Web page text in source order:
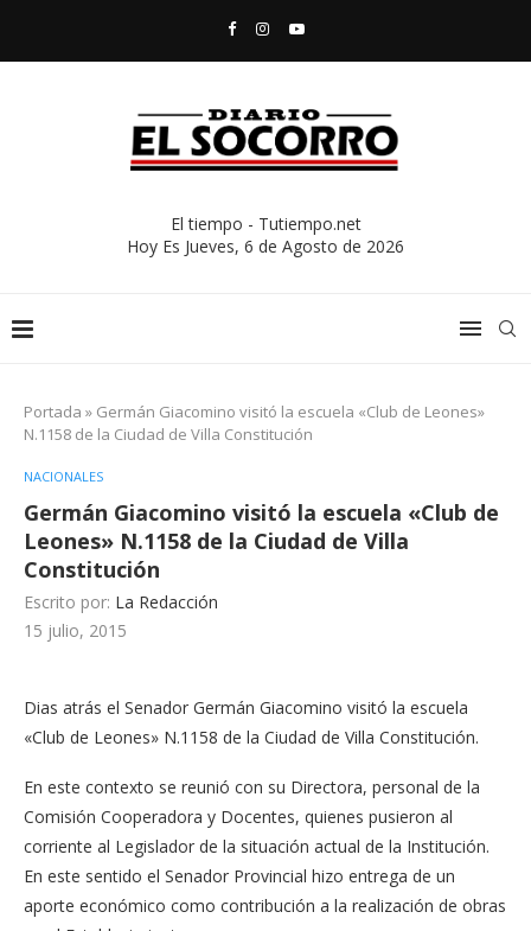
El tiempo - Tutiempo.net
Hoy Es Jueves, 6 de Agosto de 2026
Portada » Germán Giacomino visitó la escuela «Club de Leones»
N.1158 de la Ciudad de Villa Constitución
NACIONALES
Germán Giacomino visitó la escuela «Club de
Leones» N.1158 de la Ciudad de Villa
Constitución
Escrito por: La Redacción
15 julio, 2015
Dias atrás el Senador Germán Giacomino visitó la escuela
«Club de Leones» N.1158 de la Ciudad de Villa Constitución.
En este contexto se reunió con su Directora, personal de la
Comisión Cooperadora y Docentes, quienes pusieron al
corriente al Legislador de la situación actual de la Institución.
En este sentido el Senador Provincial hizo entrega de un
aporte económico como contribución a la realización de obras